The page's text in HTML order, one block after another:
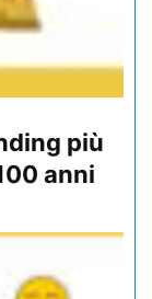
più
anni